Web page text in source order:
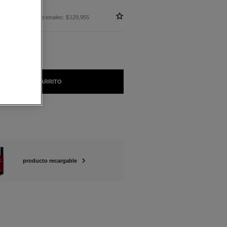
sin impuestos nacionales: $129,955
AÑADIR AL CARRITO
producto recargable